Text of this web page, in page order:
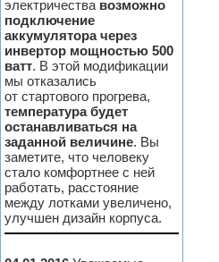
электричества возможно
подключение
аккумулятора через
инвертор мощностью 500
ватт. В этой модификации
мы отказались
от стартового прогрева,
температура будет
останавливаться на
заданной величине. Вы
заметите, что человеку
стало комфортнее с ней
работать, расстояние
между лотками увеличено,
улучшен дизайн корпуса.